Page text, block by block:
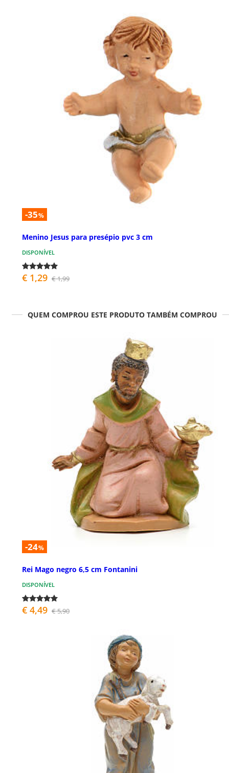
-35%
Menino Jesus para presépio pvc 3 cm
DISPONÍVEL
€ 1,29 € 1,99
QUEM COMPROU ESTE PRODUTO TAMBÉM COMPROU
-24%
Rei Mago negro 6,5 cm Fontanini
DISPONÍVEL
€ 4,49 € 5,90